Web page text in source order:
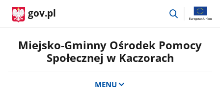
gov.pl
przejdź
Miejsko-Gminny Ośrodek Pomocy
Społecznej w Kaczorach
MENU